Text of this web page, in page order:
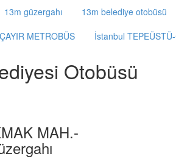
13m güzergahı 13m belediye otobüsü
METROBÜS
İstanbul
Otobüsü
MAH.-